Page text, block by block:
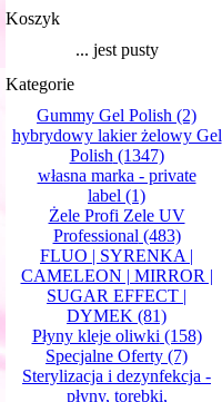
Koszyk
... jest pusty
Kategorie
Gummy Gel Polish (2)
hybrydowy lakier żelowy Gel
Polish (1347)
własna marka - private
label (1)
Żele Profi Zele UV
Professional (483)
FLUO | SYRENKA |
CAMELEON | MIRROR |
SUGAR EFFECT |
DYMEK (81)
Płyny kleje oliwki (158)
Specjalne Oferty (7)
Sterylizacja i dezynfekcja -
płyny, torebki,